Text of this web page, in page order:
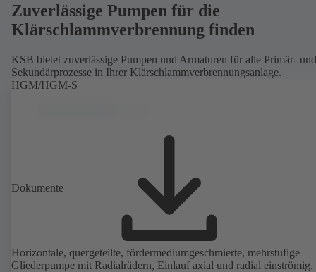
Zuverlässige Pumpen für die
Klärschlammverbrennung finden
KSB bietet zuverlässige Pumpen und Armaturen für alle Primär- und
Sekundärprozesse in Ihrer Klärschlammverbrennungsanlage.
HGM/HGM-S
Dokumente
Horizontale, quergeteilte, fördermediumgeschmierte, mehrstufige
Gliederpumpe mit Radialrädern, Einlauf axial und radial einströmig.